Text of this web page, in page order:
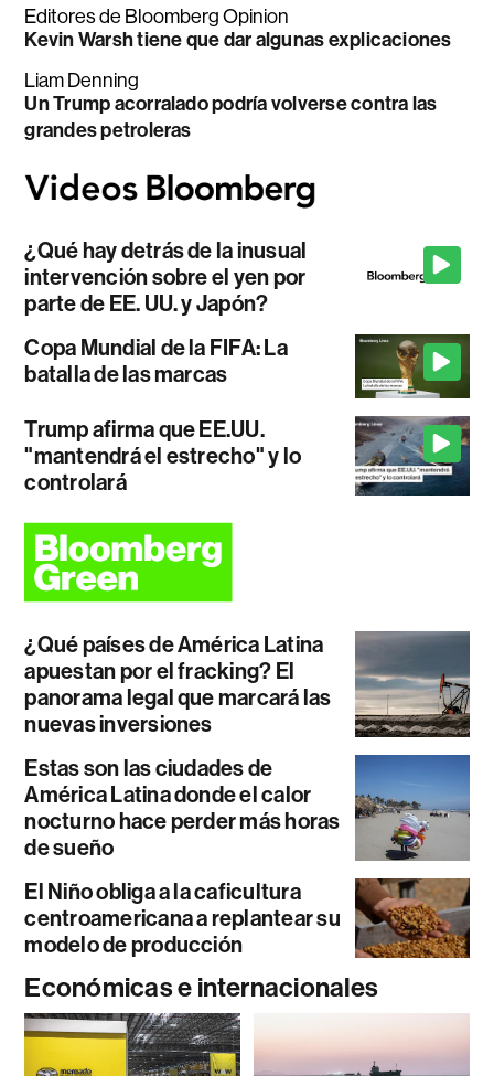
Editores de Bloomberg Opinion
Kevin Warsh tiene que dar algunas explicaciones
Liam Denning
Un Trump acorralado podría volverse contra las
grandes petroleras
¿Qué hay detrás de la inusual
intervención sobre el yen por
parte de EE. UU. y Japón?
Copa Mundial de la FIFA: La
batalla de las marcas
Trump afirma que EE.UU.
"mantendrá el estrecho" y lo
controlará
¿Qué países de América Latina
apuestan por el fracking? El
panorama legal que marcará las
nuevas inversiones
Estas son las ciudades de
América Latina donde el calor
nocturno hace perder más horas
de sueño
El Niño obliga a la caficultura
centroamericana a replantear su
modelo de producción
Económicas e internacionales